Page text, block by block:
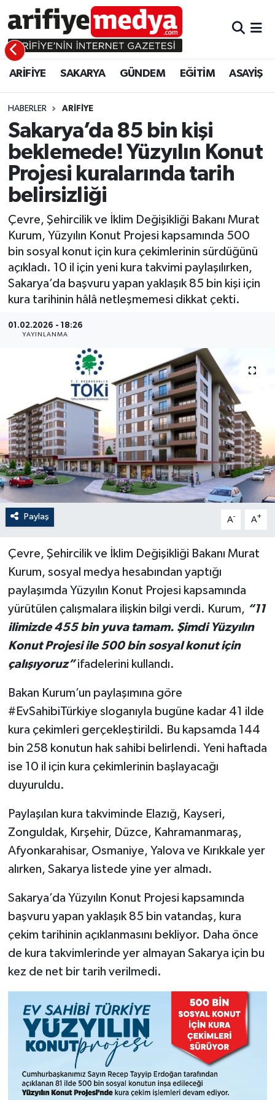
ARİFİYE SAKARYA GÜNDEM EĞİTİM ASAYİŞ
HABERLER ARİFİYE
Sakarya’da 85 bin kişi
beklemede! Yüzyılın Konut
Projesi kuralarında tarih
belirsizliği
Çevre, Şehircilik ve İklim Değişikliği Bakanı Murat
Kurum, Yüzyılın Konut Projesi kapsamında 500
bin sosyal konut için kura çekimlerinin sürdüğünü
açıkladı. 10 il için yeni kura takvimi paylaşılırken,
Sakarya’da başvuru yapan yaklaşık 85 bin kişi için
kura tarihinin hâlâ netleşmemesi dikkat çekti.
01.02.2026 - 18:26
YAYINLANMA
Paylaş A- A+
Çevre, Şehircilik ve İklim Değişikliği Bakanı Murat
Kurum, sosyal medya hesabından yaptığı
paylaşımda Yüzyılın Konut Projesi kapsamında
yürütülen çalışmalara ilişkin bilgi verdi. Kurum, “11
ilimizde 455 bin yuva tamam. Şimdi Yüzyılın
Konut Projesi ile 500 bin sosyal konut için
çalışıyoruz”ifadelerini kullandı.
Bakan Kurum’un paylaşımına göre
#EvSahibiTürkiye sloganıyla bugüne kadar 41 ilde
kura çekimleri gerçekleştirildi. Bu kapsamda 144
bin 258 konutun hak sahibi belirlendi. Yeni haftada
ise 10 il için kura çekimlerinin başlayacağı
duyuruldu.
Paylaşılan kura takviminde Elazığ, Kayseri,
Zonguldak, Kırşehir, Düzce, Kahramanmaraş,
Afyonkarahisar, Osmaniye, Yalova ve Kırıkkale yer
alırken, Sakarya listede yine yer almadı.
Sakarya’da Yüzyılın Konut Projesi kapsamında
başvuru yapan yaklaşık 85 bin vatandaş, kura
çekim tarihinin açıklanmasını bekliyor. Daha önce
de kura takvimlerinde yer almayan Sakarya için bu
kez de net bir tarih verilmedi.
ARİFİYE
SAKARYA
GÜNDEM
EĞİTİM
ASAYİŞ
EKONOMİ
ARİFİYE
GÜNDEM
EĞİTİM
EKONOMİ
ASAYİŞ
Sakarya Hava Durumu
Sakarya Namaz Vakitleri
Sakarya Trafik Yoğunluk Haritası
Süper Lig Puan Durumu ve Fikstür
Tüm Manşetler
Son Dakika Haberleri
Haber Arşivi